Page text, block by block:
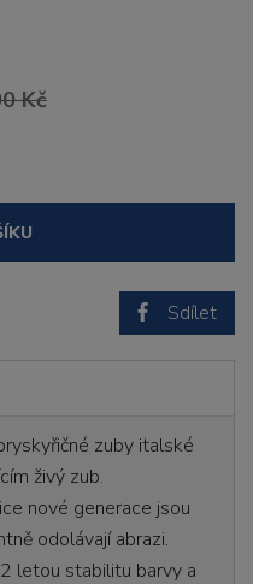
Kč
Sdílet
zuby italské
živý zub.
nové generace jsou
odolávají abrazi.
letou stabilitu barvy a